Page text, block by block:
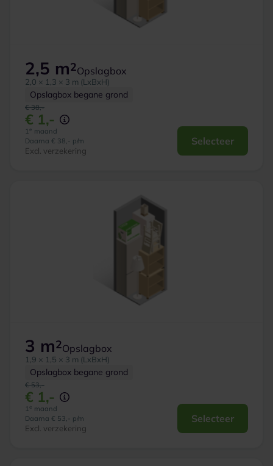
2,5 m2Opslagbox
2,0 × 1,3 × 3 m (LxBxH)
Opslagbox begane grond
€ 38,-
€ 1,-
1 e maand
Daarna € 38,- p/m
Excl. verzekering
Selecteer
3 m2Opslagbox
1,9 × 1,5 × 3 m (LxBxH)
Opslagbox begane grond
€ 53,-
€ 1,-
1 e maand
Daarna € 53,- p/m
Excl. verzekering
Selecteer